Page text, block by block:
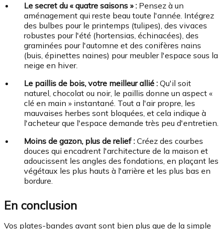
Le secret du « quatre saisons » : Pensez à un
aménagement qui reste beau toute l'année. Intégrez
des bulbes pour le printemps (tulipes), des vivaces
robustes pour l'été (hortensias, échinacées), des
graminées pour l'automne et des conifères nains
(buis, épinettes naines) pour meubler l'espace sous la
neige en hiver.
Le paillis de bois, votre meilleur allié : Qu'il soit
naturel, chocolat ou noir, le paillis donne un aspect «
clé en main » instantané. Tout a l'air propre, les
mauvaises herbes sont bloquées, et cela indique à
l'acheteur que l'espace demande très peu d'entretien.
Moins de gazon, plus de relief : Créez des courbes
douces qui encadrent l'architecture de la maison et
adoucissent les angles des fondations, en plaçant les
végétaux les plus hauts à l'arrière et les plus bas en
bordure.
En conclusion
Vos plates-bandes avant sont bien plus que de la simple